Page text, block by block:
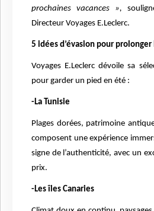
prochaines vacances »,
Directeur Voyages E.Leclerc.
5 idées d’évasion pour
Voyages E.Leclerc dévoile sa
pour garder un pied en été :
-La Tunisie
Plages dorées, patrimoine
composent une expérience
signe de l’authenticité, avec un
prix.
-Les îles Canaries